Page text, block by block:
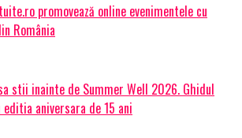
promovează online evenimentele cu
România
stii inainte de Summer Well 2026. Ghidul
aniversara de 15 ani